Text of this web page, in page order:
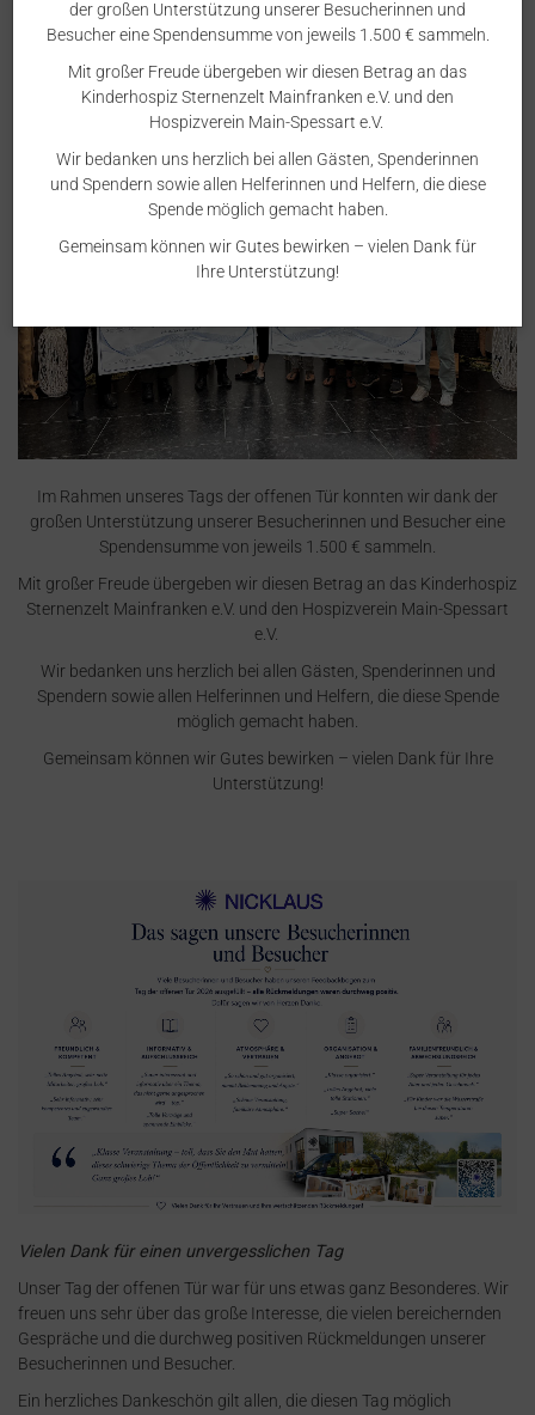
Spendenübergabe
Im Rahmen unseres Tags der offenen Tür konnten wir dank der
großen Unterstützung unserer Besucherinnen und Besucher eine
Spendensumme von jeweils 1.500 € sammeln.
Mit großer Freude übergeben wir diesen Betrag an das Kinderhospiz
Sternenzelt Mainfranken e.V. und den Hospizverein Main-Spessart
e.V.
Wir bedanken uns herzlich bei allen Gästen, Spenderinnen und
Spendern sowie allen Helferinnen und Helfern, die diese Spende
möglich gemacht haben.
Gemeinsam können wir Gutes bewirken – vielen Dank für Ihre
Unterstützung!
Vielen Dank für einen unvergesslichen Tag
Unser Tag der offenen Tür war für uns etwas ganz Besonderes. Wir
freuen uns sehr über das große Interesse, die vielen bereichernden
Gespräche und die durchweg positiven Rückmeldungen unserer
Besucherinnen und Besucher.
Ein herzliches Dankeschön gilt allen, die diesen Tag möglich
der großen Unterstützung unserer Besucherinnen und
Besucher eine Spendensumme von jeweils 1.500 € sammeln.
Mit großer Freude übergeben wir diesen Betrag an das
Kinderhospiz Sternenzelt Mainfranken e.V. und den
Hospizverein Main-Spessart e.V.
Wir bedanken uns herzlich bei allen Gästen, Spenderinnen
und Spendern sowie allen Helferinnen und Helfern, die diese
Spende möglich gemacht haben.
Gemeinsam können wir Gutes bewirken – vielen Dank für
Ihre Unterstützung!